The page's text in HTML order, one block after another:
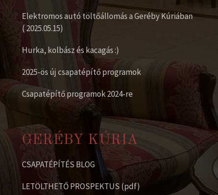
Elektromos autó töltőállomás a Geréby Kúriában
( 2025.05.15)
Hurka, kolbász és kacagás :)
2025-ös új csapatépítő programok
Csapatépítő programok 2024-re
GERÉBY KÚRIA
CSAPATÉPÍTÉS BLOG
LETÖLTHETŐ PROSPEKTUS (pdf)